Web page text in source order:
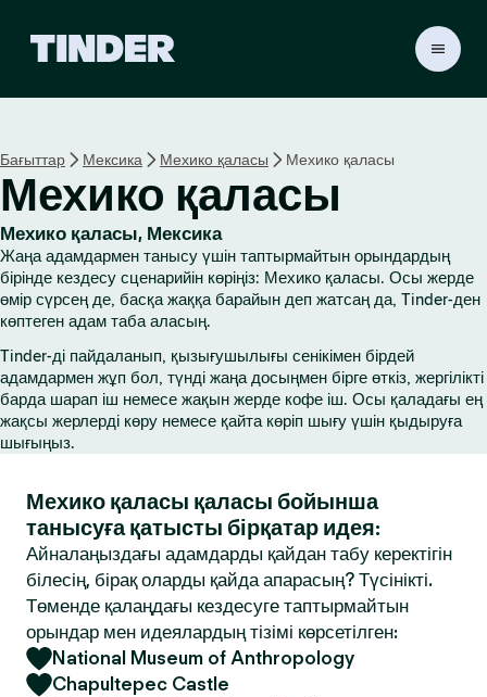
r
H
o
m
e
Бағыттар Мексика Мехико қаласы Мехико қаласы
Мехико қаласы
Мехико қаласы, Мексика
Жаңа адамдармен танысу үшін таптырмайтын орындардың
бірінде кездесу сценарийін көріңіз: Мехико қаласы. Осы жерде
өмір сүрсең де, басқа жаққа барайын деп жатсаң да, Tinder-ден
көптеген адам таба аласың.
Tinder-ді пайдаланып, қызығушылығы сенікімен бірдей
адамдармен жұп бол, түнді жаңа досыңмен бірге өткіз, жергілікті
барда шарап іш немесе жақын жерде кофе іш. Осы қаладағы ең
жақсы жерлерді көру немесе қайта көріп шығу үшін қыдыруға
шығыңыз.
Мехико қаласы қаласы бойынша
танысуға қатысты бірқатар идея:
Айналаңыздағы адамдарды қайдан табу керектігін
білесің, бірақ оларды қайда апарасың? Түсінікті.
Төменде қалаңдағы кездесуге таптырмайтын
орындар мен идеялардың тізімі көрсетілген:
National Museum of Anthropology
Chapultepec Castle